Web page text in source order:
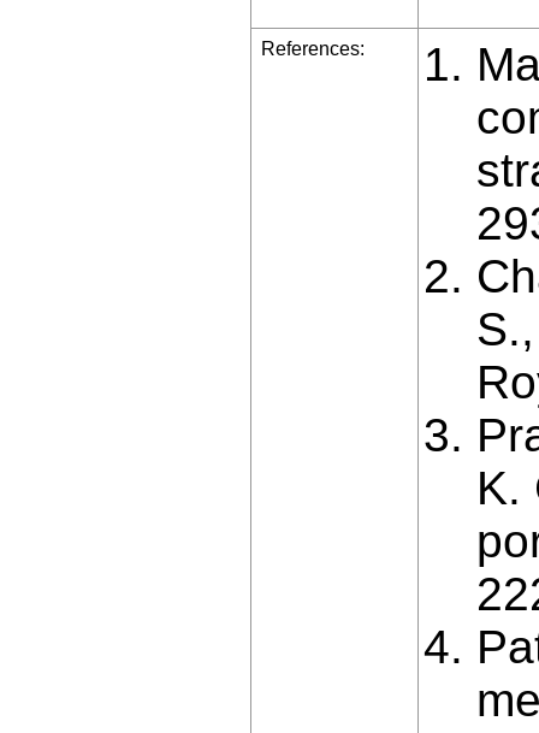
References:
K.